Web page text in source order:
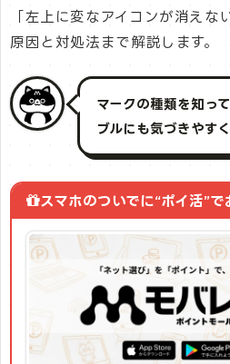
「左上に変なアイコンが消えな
原因と対処法まで解説します。
マークの種類を知っ
ブルにも気づきやすく
スマホのついでに“ポイ活”で